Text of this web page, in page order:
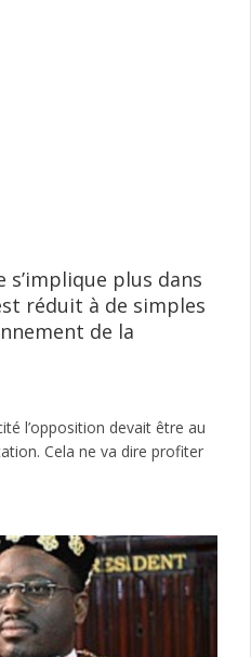
s’implique plus dans
réduit à de simples
de la
l’opposition devait être au
Cela ne va dire profiter